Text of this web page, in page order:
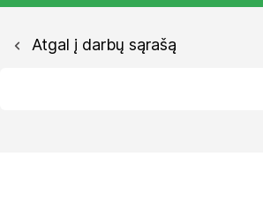
Atgal į darbų sąrašą